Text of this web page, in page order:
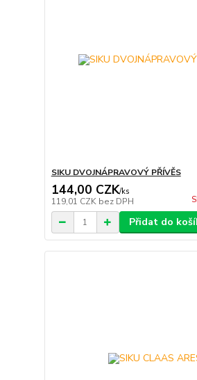
SIKU DVOJNÁPRAVOVÝ PŘÍVĚS
144,00 CZK/ks
119,01 CZK bez DPH
Přidat do